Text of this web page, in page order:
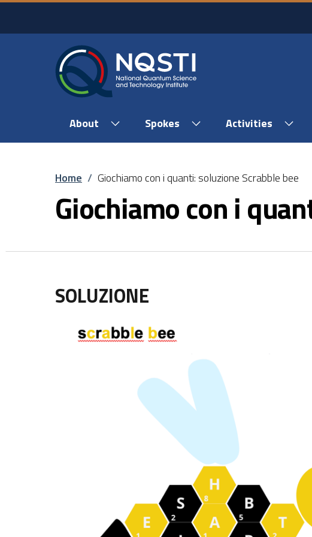
Skip to main content
Skip to footer content
About Spokes Activities
Breadcrumb
Home / Giochiamo con i quanti: soluzione Scrabble bee
Giochiamo con i
SOLUZIONE